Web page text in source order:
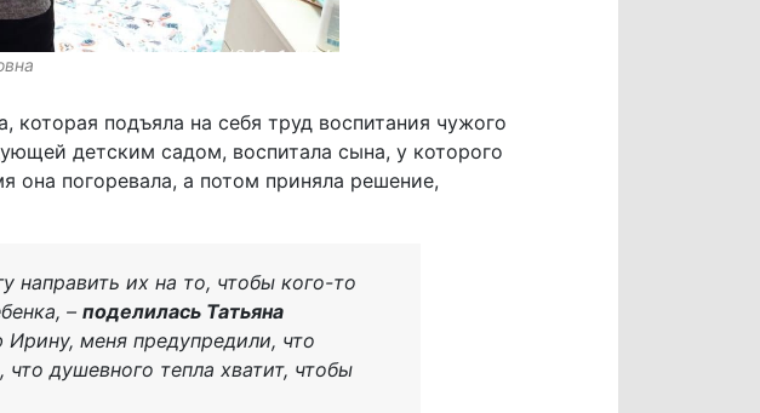
которая подъяла на себя труд воспитания чужого
детским садом, воспитала сына, у которого
она погоревала, а потом приняла решение,
направить их на то, чтобы кого-то
–поделилась Татьяна
меня предупредили, что
душевного тепла хватит, чтобы